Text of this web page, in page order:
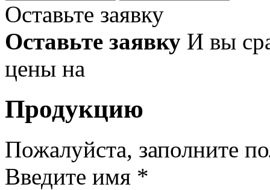
Оставьте заявку
Оставьте заявку И вы
цены на
Продукцию
Пожалуйста, заполните
Введите имя *